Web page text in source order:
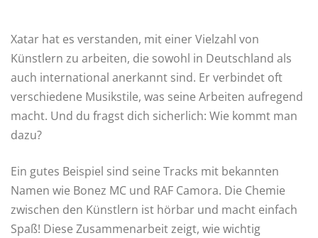
Xatar hat es verstanden, mit einer Vielzahl von
Künstlern zu arbeiten, die sowohl in Deutschland als
auch international anerkannt sind. Er verbindet oft
verschiedene Musikstile, was seine Arbeiten aufregend
macht. Und du fragst dich sicherlich: Wie kommt man
dazu?
Ein gutes Beispiel sind seine Tracks mit bekannten
Namen wie Bonez MC und RAF Camora. Die Chemie
zwischen den Künstlern ist hörbar und macht einfach
Spaß! Diese Zusammenarbeit zeigt, wie wichtig